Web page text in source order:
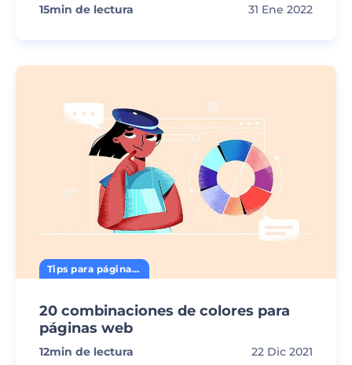
15min de lectura 31 Ene 2022
Tips para página web
20 combinaciones de colores para
páginas web
12min de lectura 22 Dic 2021